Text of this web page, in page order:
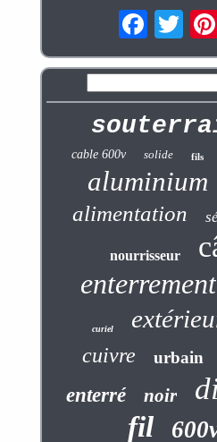
cable 600v solide fils
aluminium
alimentation
nourrisseur
enterrement
curiel
cuivre urbain
enterré noir
fil